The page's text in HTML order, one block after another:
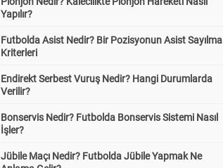
Yapılır?
Futbolda Asist Nedir? Bir Pozisyonun Asist Sayılma
Kriterleri
Endirekt Serbest Vuruş Nedir? Hangi Durumlarda
Verilir?
Bonservis Nedir? Futbolda Bonservis Sistemi Nasıl
İşler?
Jübile Maçı Nedir? Futbolda Jübile Yapmak Ne